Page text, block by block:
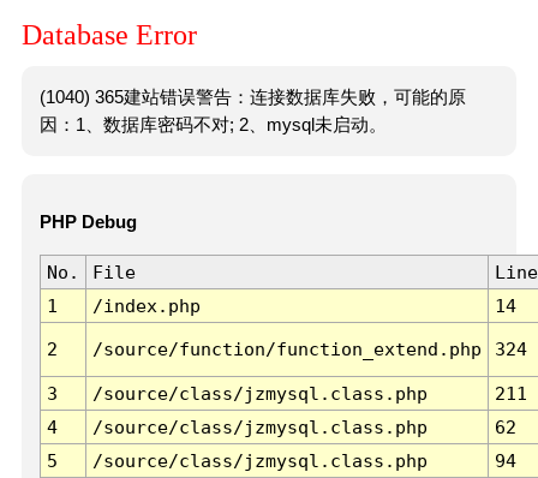
Database Error
(1040) 365建站错误警告：连接数据库失败，可能的原
因：1、数据库密码不对; 2、mysql未启动。
PHP Debug
No. File
Line
1
/index.php 14
2 /source/function/function_extend.php 324
3 /source/class/jzmysql.class.php
211
4
/source/class/jzmysql.class.php
62
5
/source/class/jzmysql.class.php
94